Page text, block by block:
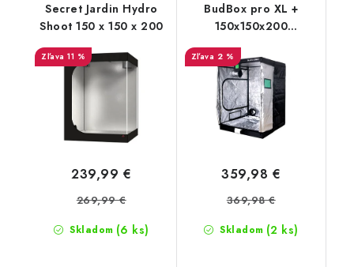
Secret Jardin Hydro
Shoot 150 x 150 x 200
11 %
Skladom (6 ks)
239,99 €
269,99 €
BudBox pro XL +
150x150x200
strieborný - rastové
stan
2 %
Skladom (2 ks)
359,98 €
369,98 €